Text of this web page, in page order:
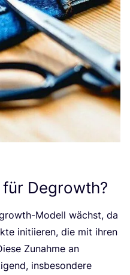
Degrowth?
Modell wächst, da
initi­ie­ren, die mit ihren
Zunah­me an
ins­be­son­de­re